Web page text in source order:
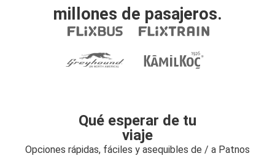
millones de pasajeros.
Qué esperar de tu
viaje
Opciones rápidas, fáciles y asequibles de / a Patnos